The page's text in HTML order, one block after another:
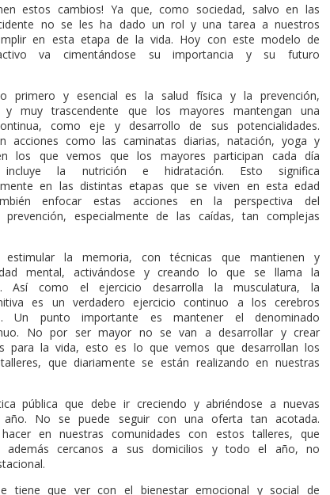
estos cambios! Ya que, como sociedad, salvo en las
no se les ha dado un rol y una tarea a nuestros
en esta etapa de la vida. Hoy con este modelo de
va cimentándose su importancia y su futuro
primero y esencial es la salud física y la prevención,
y muy trascendente que los mayores mantengan una
como eje y desarrollo de sus potencialidades.
acciones como las caminatas diarias, natación, yoga y
los que vemos que los mayores participan cada día
incluye la nutrición e hidratación. Esto significa
en las distintas etapas que se viven en esta edad
enfocar estas acciones en la perspectiva del
especialmente de las caídas, tan complejas
estimular la memoria, con técnicas que mantienen y
mental, activándose y creando lo que se llama la
Así como el ejercicio desarrolla la musculatura, la
es un verdadero ejercicio continuo a los cerebros
Un punto importante es mantener el denominado
No por ser mayor no se van a desarrollar y crear
para la vida, esto es lo que vemos que desarrollan los
que diariamente se están realizando en nuestras
pública que debe ir creciendo y abriéndose a nuevas
año. No se puede seguir con una oferta tan acotada.
en nuestras comunidades con estos talleres, que
además cercanos a sus domicilios y todo el año, no
tiene que ver con el bienestar emocional y social de